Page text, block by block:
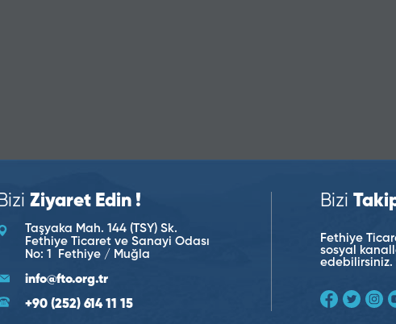
Bizi Ziyaret Edin !
Taşyaka Mah. 144 (TSY) Sk.
Fethiye Ticaret ve Sanayi Odası
No: 1 Fethiye / Muğla
info@fto.org.tr
+90 (252) 614 11 15
Bizi
Fethiye
sosyal
edebilirsiniz.